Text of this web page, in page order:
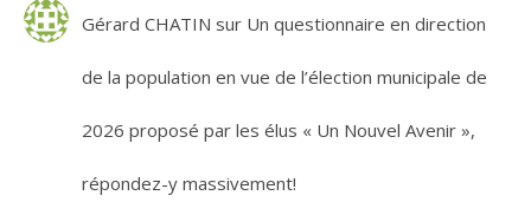
Gérard CHATIN sur Un questionnaire en direction
de la population en vue de l’élection municipale de
2026 proposé par les élus « Un Nouvel Avenir »,
répondez-y massivement!